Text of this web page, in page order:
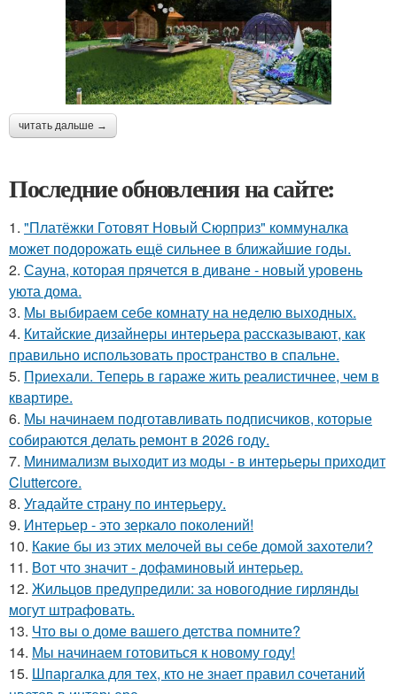
читать дальше →
Последние обновления на сайте:
1. "Платёжки Готовят Новый Сюрприз" коммуналка
может подорожать ещё сильнее в ближайшие годы.
2. Сауна, которая прячется в диване - новый уровень
уюта дома.
3. Мы выбираем себе комнату на неделю выходных.
4. Китайские дизайнеры интерьера рассказывают, как
правильно использовать пространство в спальне.
5. Приехали. Теперь в гараже жить реалистичнее, чем в
квартире.
6. Мы начинаем подготавливать подписчиков, которые
собираются делать ремонт в 2026 году.
7. Минимализм выходит из моды - в интерьеры приходит
Cluttercore.
8. Угадайте страну по интерьеру.
9. Интерьер - это зеркало поколений!
10. Какие бы из этих мелочей вы себе домой захотели?
11. Вот что значит - дофаминовый интерьер.
12. Жильцов предупредили: за новогодние гирлянды
могут штрафовать.
13. Что вы о доме вашего детства помните?
14. Мы начинаем готовиться к новому году!
15. Шпаргалка для тех, кто не знает правил сочетаний